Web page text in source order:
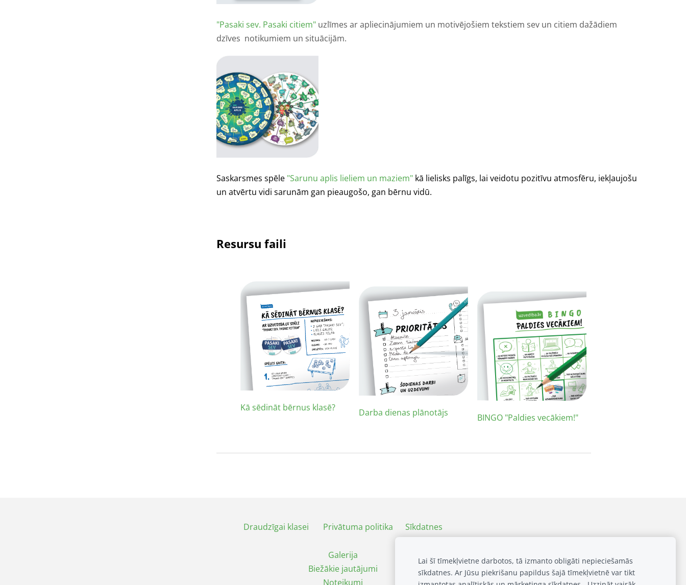
"Pasaki sev. Pasaki citiem" uzlīmes ar apliecinājumiem un motivējošiem tekstiem sev un citiem dažādiem
dzīves notikumiem un situācijām.
Saskarsmes spēle "Sarunu aplis lieliem un maziem" kā lielisks palīgs, lai veidotu pozitīvu atmosfēru, iekļaujošu
un atvērtu vidi sarunām gan pieaugošo, gan bērnu vidū.
Resursu faili
Kā sēdināt bērnus klasē? Darba dienas plānotājs BINGO "Paldies vecākiem!"
Draudzīgai klasei Privātuma politika Sīkdatnes
Galerija
Biežākie jautājumi
Noteikumi
Lai šī tīmekļvietne darbotos, tā izmanto obligāti nepieciešamās
sīkdatnes. Ar Jūsu piekrišanu papildus šajā tīmekļvietnē var tikt